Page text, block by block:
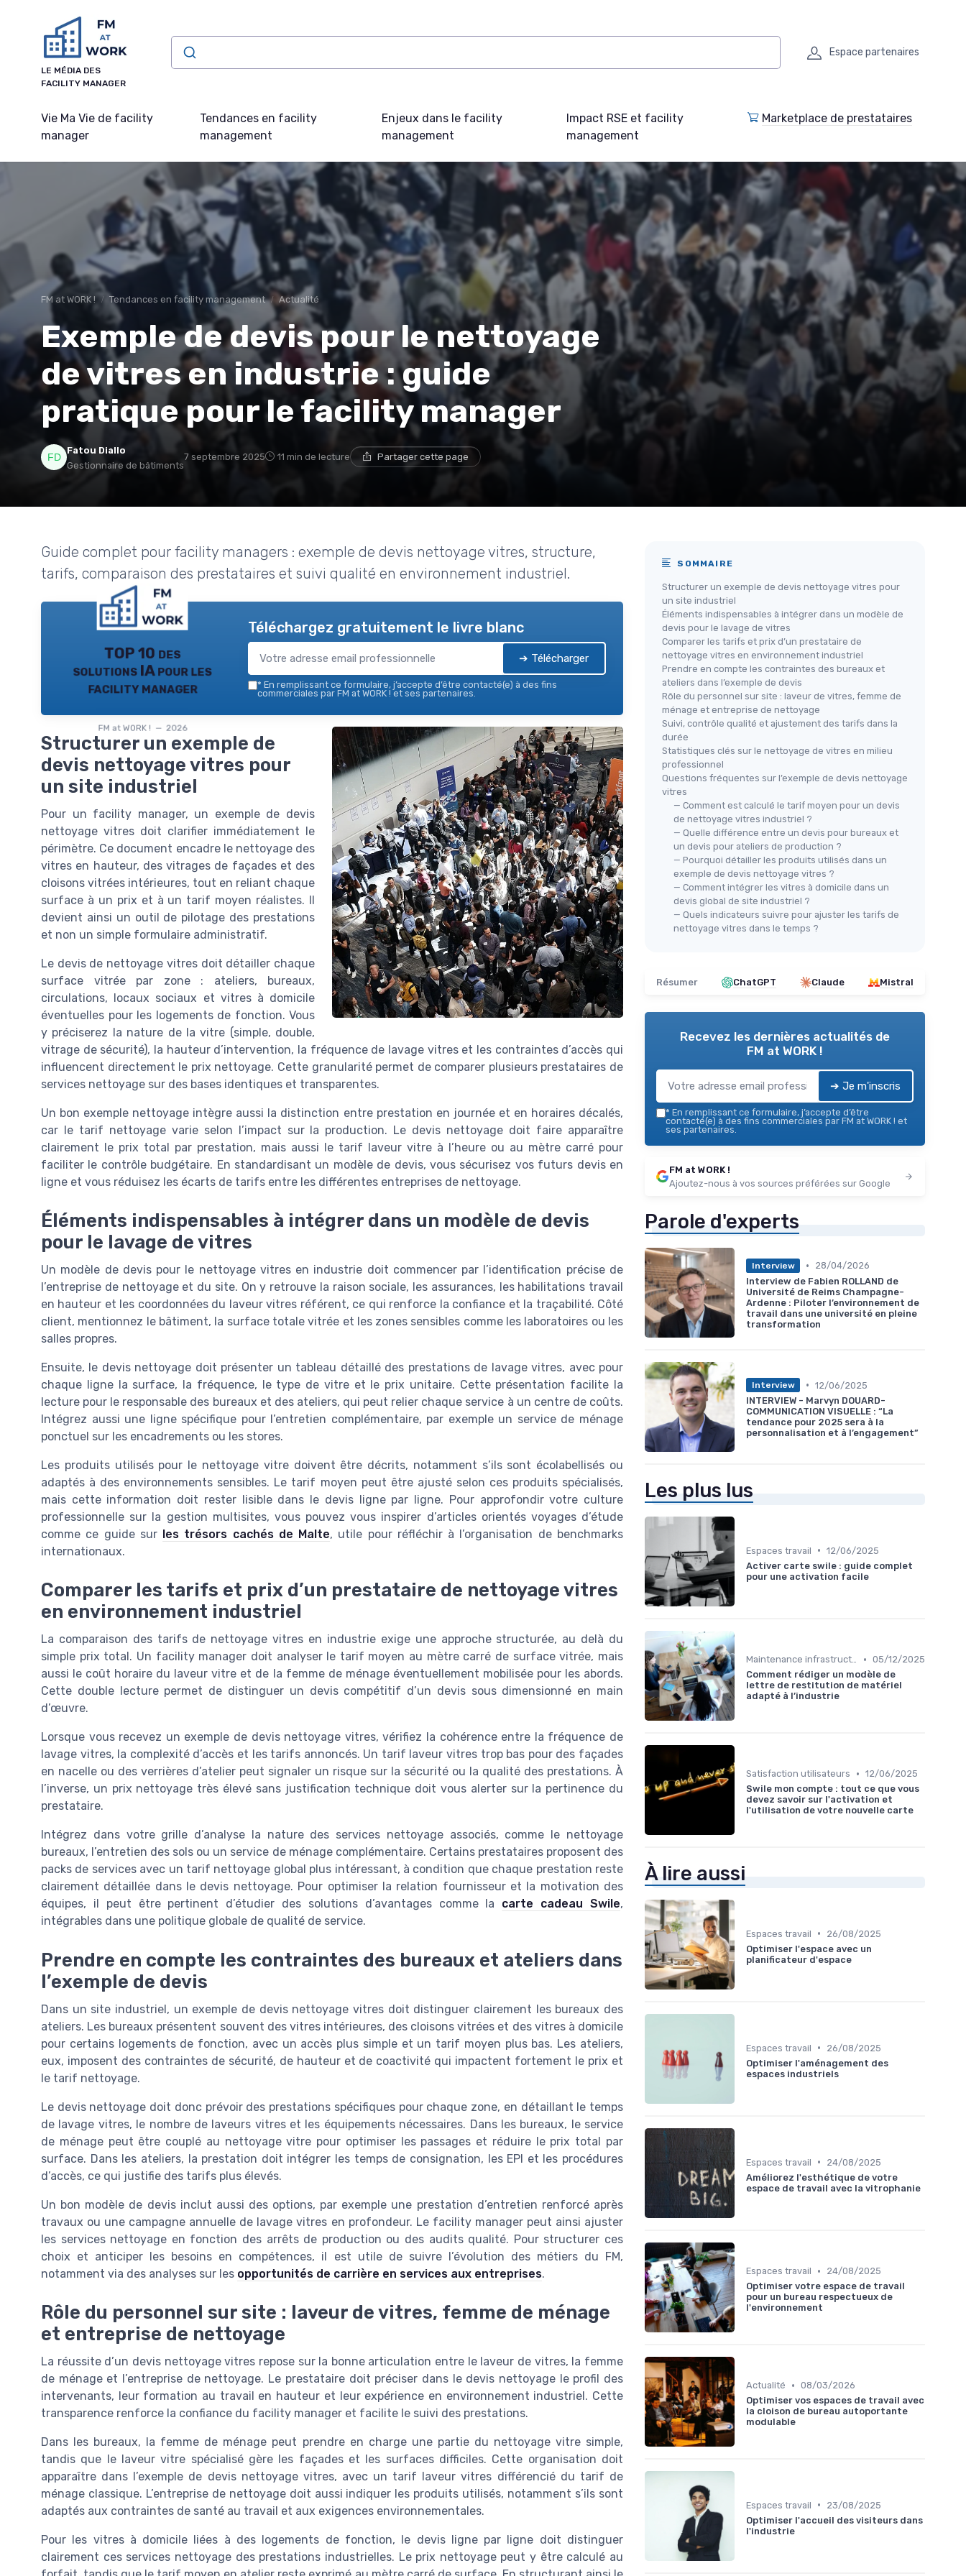
LE MÉDIA DES
FACILITY MANAGER
Espace partenaires
Vie Ma Vie de facility
manager
Tendances en facility
management
Enjeux dans le facility
management
Impact RSE et facility
management
Marketplace de prestataires
FM at WORK ! Tendances en facility management Actualité
Exemple de devis pour le nettoyage
de vitres en industrie : guide
pratique pour le facility manager
Fatou Diallo
Gestionnaire de bâtiments
7 septembre 2025 11 min de lecture Partager cette page
Guide complet pour facility managers : exemple de devis nettoyage vitres, structure,
tarifs, comparaison des prestataires et suivi qualité en environnement industriel.
TOP 10 des
solutions IA pour les
facility manager
FM at WORK ! — 2026
Téléchargez gratuitement le livre blanc
➔ Télécharger
* En remplissant ce formulaire, j’accepte d’être contacté(e) à des fins
commerciales par FM at WORK ! et ses partenaires.
Structurer un exemple de
devis nettoyage vitres pour
un site industriel
Pour un facility manager, un exemple de devis
nettoyage vitres doit clarifier immédiatement le
périmètre. Ce document encadre le nettoyage des
vitres en hauteur, des vitrages de façades et des
cloisons vitrées intérieures, tout en reliant chaque
surface à un prix et à un tarif moyen réalistes. Il
devient ainsi un outil de pilotage des prestations
et non un simple formulaire administratif.
Le devis de nettoyage vitres doit détailler chaque
surface vitrée par zone : ateliers, bureaux,
circulations, locaux sociaux et vitres à domicile
éventuelles pour les logements de fonction. Vous
y préciserez la nature de la vitre (simple, double,
vitrage de sécurité), la hauteur d’intervention, la fréquence de lavage vitres et les contraintes d’accès qui
influencent directement le prix nettoyage. Cette granularité permet de comparer plusieurs prestataires de
services nettoyage sur des bases identiques et transparentes.
Un bon exemple nettoyage intègre aussi la distinction entre prestation en journée et en horaires décalés,
car le tarif nettoyage varie selon l’impact sur la production. Le devis nettoyage doit faire apparaître
clairement le prix total par prestation, mais aussi le tarif laveur vitre à l’heure ou au mètre carré pour
faciliter le contrôle budgétaire. En standardisant un modèle de devis, vous sécurisez vos futurs devis en
ligne et vous réduisez les écarts de tarifs entre les différentes entreprises de nettoyage.
Éléments indispensables à intégrer dans un modèle de devis
pour le lavage de vitres
Un modèle de devis pour le nettoyage vitres en industrie doit commencer par l’identification précise de
l’entreprise de nettoyage et du site. On y retrouve la raison sociale, les assurances, les habilitations travail
en hauteur et les coordonnées du laveur vitres référent, ce qui renforce la confiance et la traçabilité. Côté
client, mentionnez le bâtiment, la surface totale vitrée et les zones sensibles comme les laboratoires ou les
salles propres.
Ensuite, le devis nettoyage doit présenter un tableau détaillé des prestations de lavage vitres, avec pour
chaque ligne la surface, la fréquence, le type de vitre et le prix unitaire. Cette présentation facilite la
lecture pour le responsable des bureaux et des ateliers, qui peut relier chaque service à un centre de coûts.
Intégrez aussi une ligne spécifique pour l’entretien complémentaire, par exemple un service de ménage
ponctuel sur les encadrements ou les stores.
Les produits utilisés pour le nettoyage vitre doivent être décrits, notamment s’ils sont écolabellisés ou
adaptés à des environnements sensibles. Le tarif moyen peut être ajusté selon ces produits spécialisés,
mais cette information doit rester lisible dans le devis ligne par ligne. Pour approfondir votre culture
professionnelle sur la gestion multisites, vous pouvez vous inspirer d’articles orientés voyages d’étude
comme ce guide sur
les trésors cachés de Malte, utile pour réfléchir à l’organisation de benchmarks
internationaux.
Comparer les tarifs et prix d’un prestataire de nettoyage vitres
en environnement industriel
La comparaison des tarifs de nettoyage vitres en industrie exige une approche structurée, au delà du
simple prix total. Un facility manager doit analyser le tarif moyen au mètre carré de surface vitrée, mais
aussi le coût horaire du laveur vitre et de la femme de ménage éventuellement mobilisée pour les abords.
Cette double lecture permet de distinguer un devis compétitif d’un devis sous dimensionné en main
d’œuvre.
Lorsque vous recevez un exemple de devis nettoyage vitres, vérifiez la cohérence entre la fréquence de
lavage vitres, la complexité d’accès et les tarifs annoncés. Un tarif laveur vitres trop bas pour des façades
en nacelle ou des verrières d’atelier peut signaler un risque sur la sécurité ou la qualité des prestations. À
l’inverse, un prix nettoyage très élevé sans justification technique doit vous alerter sur la pertinence du
prestataire.
Intégrez dans votre grille d’analyse la nature des services nettoyage associés, comme le nettoyage
bureaux, l’entretien des sols ou un service de ménage complémentaire. Certains prestataires proposent des
packs de services avec un tarif nettoyage global plus intéressant, à condition que chaque prestation reste
clairement détaillée dans le devis nettoyage. Pour optimiser la relation fournisseur et la motivation des
équipes, il peut être pertinent d’étudier des solutions d’avantages comme la carte cadeau Swile,
intégrables dans une politique globale de qualité de service.
Prendre en compte les contraintes des bureaux et ateliers dans
l’exemple de devis
Dans un site industriel, un exemple de devis nettoyage vitres doit distinguer clairement les bureaux des
ateliers. Les bureaux présentent souvent des vitres intérieures, des cloisons vitrées et des vitres à domicile
pour certains logements de fonction, avec un accès plus simple et un tarif moyen plus bas. Les ateliers,
eux, imposent des contraintes de sécurité, de hauteur et de coactivité qui impactent fortement le prix et
le tarif nettoyage.
Le devis nettoyage doit donc prévoir des prestations spécifiques pour chaque zone, en détaillant le temps
de lavage vitres, le nombre de laveurs vitres et les équipements nécessaires. Dans les bureaux, le service
de ménage peut être couplé au nettoyage vitre pour optimiser les passages et réduire le prix total par
surface. Dans les ateliers, la prestation doit intégrer les temps de consignation, les EPI et les procédures
d’accès, ce qui justifie des tarifs plus élevés.
Un bon modèle de devis inclut aussi des options, par exemple une prestation d’entretien renforcé après
travaux ou une campagne annuelle de lavage vitres en profondeur. Le facility manager peut ainsi ajuster
les services nettoyage en fonction des arrêts de production ou des audits qualité. Pour structurer ces
choix et anticiper les besoins en compétences, il est utile de suivre l’évolution des métiers du FM,
notamment via des analyses sur les opportunités de carrière en services aux entreprises.
Rôle du personnel sur site : laveur de vitres, femme de ménage
et entreprise de nettoyage
La réussite d’un devis nettoyage vitres repose sur la bonne articulation entre le laveur de vitres, la femme
de ménage et l’entreprise de nettoyage. Le prestataire doit préciser dans le devis nettoyage le profil des
intervenants, leur formation au travail en hauteur et leur expérience en environnement industriel. Cette
transparence renforce la confiance du facility manager et facilite le suivi des prestations.
Dans les bureaux, la femme de ménage peut prendre en charge une partie du nettoyage vitre simple,
tandis que le laveur vitre spécialisé gère les façades et les surfaces difficiles. Cette organisation doit
apparaître dans l’exemple de devis nettoyage vitres, avec un tarif laveur vitres différencié du tarif de
ménage classique. L’entreprise de nettoyage doit aussi indiquer les produits utilisés, notamment s’ils sont
adaptés aux contraintes de santé au travail et aux exigences environnementales.
Pour les vitres à domicile liées à des logements de fonction, le devis ligne par ligne doit distinguer
clairement ces services nettoyage des prestations industrielles. Le prix nettoyage peut y être calculé au
SOMMAIRE
Structurer un exemple de devis nettoyage vitres pour
un site industriel
Éléments indispensables à intégrer dans un modèle de
devis pour le lavage de vitres
Comparer les tarifs et prix d’un prestataire de
nettoyage vitres en environnement industriel
Prendre en compte les contraintes des bureaux et
ateliers dans l’exemple de devis
Rôle du personnel sur site : laveur de vitres, femme de
ménage et entreprise de nettoyage
Suivi, contrôle qualité et ajustement des tarifs dans la
durée
Statistiques clés sur le nettoyage de vitres en milieu
professionnel
Questions fréquentes sur l’exemple de devis nettoyage
vitres
— Comment est calculé le tarif moyen pour un devis
de nettoyage vitres industriel ?
— Quelle différence entre un devis pour bureaux et
un devis pour ateliers de production ?
— Pourquoi détailler les produits utilisés dans un
exemple de devis nettoyage vitres ?
— Comment intégrer les vitres à domicile dans un
devis global de site industriel ?
— Quels indicateurs suivre pour ajuster les tarifs de
nettoyage vitres dans le temps ?
Résumer ChatGPT Claude Mistral
Recevez les dernières actualités de
FM at WORK !
➔ Je m'inscris
* En remplissant ce formulaire, j’accepte d’être
contacté(e) à des fins commerciales par FM at WORK ! et
ses partenaires.
FM at WORK !
Ajoutez-nous à vos sources préférées sur Google
Parole d'experts
Interview •
28/04/2026
Interview de Fabien ROLLAND de
Université de Reims Champagne-
Ardenne : Piloter l’environnement de
travail dans une université en pleine
transformation
Interview • 12/06/2025
INTERVIEW - Marvyn DOUARD-
COMMUNICATION VISUELLE : “La
tendance pour 2025 sera à la
personnalisation et à l’engagement”
Les plus lus
Espaces travail • 12/06/2025
Activer carte swile : guide complet
pour une activation facile
Maintenance infrastructures • 05/12/2025
Comment rédiger un modèle de
lettre de restitution de matériel
adapté à l’industrie
Satisfaction utilisateurs • 12/06/2025
Swile mon compte : tout ce que vous
devez savoir sur l'activation et
l'utilisation de votre nouvelle carte
À lire aussi
Espaces travail •
26/08/2025
Optimiser l'espace avec un
planificateur d'espace
Espaces travail •
26/08/2025
Optimiser l'aménagement des
espaces industriels
Espaces travail •
24/08/2025
Améliorez l'esthétique de votre
espace de travail avec la vitrophanie
Espaces travail •
24/08/2025
Optimiser votre espace de travail
pour un bureau respectueux de
l'environnement
Actualité • 08/03/2026
Optimiser vos espaces de travail avec
la cloison de bureau autoportante
modulable
Espaces travail •
23/08/2025
Optimiser l'accueil des visiteurs dans
l'industrie